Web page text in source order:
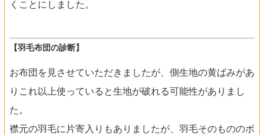
くことにしました。
【羽毛布団の診断】
お布団を見させていただきましたが、側生地の黄ばみがあ
りこれ以上使っていると生地が破れる可能性がありまし
た。
襟元の羽毛に片寄入りもありましたが、羽毛そのもののボ